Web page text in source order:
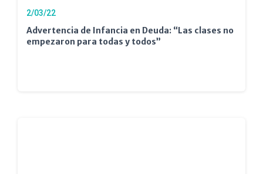
2/03/22
Advertencia de Infancia en Deuda: “Las clases no
empezaron para todas y todos”